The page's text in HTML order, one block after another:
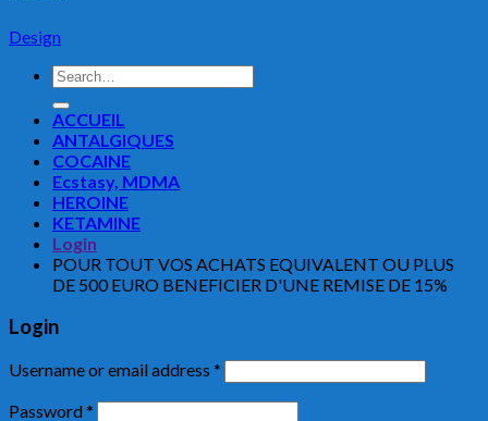
Design
Search
for:
ACCUEIL
ANTALGIQUES
COCAINE
Ecstasy, MDMA
HEROINE
KETAMINE
Login
POUR TOUT VOS ACHATS EQUIVALENT OU PLUS
DE 500 EURO BENEFICIER D'UNE REMISE DE 15%
Login
Username or email address *
Password*